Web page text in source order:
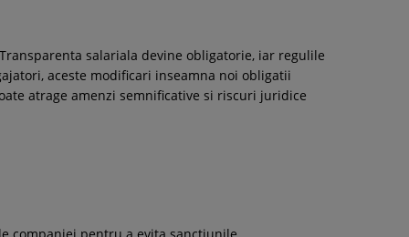
salariala devine obligatorie, iar regulile
aceste modificari inseamna noi obligatii
atrage amenzi semnificative si riscuri juridice